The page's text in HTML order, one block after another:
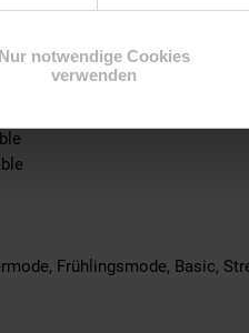
Nur notwendige Cookies
verwenden
Frühlingsmode, Basic,